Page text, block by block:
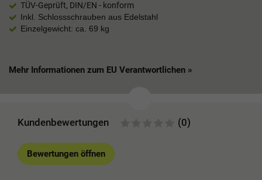
TÜV-Geprüft, DIN/EN - konform
Inkl. Schlossschrauben aus Edelstahl
Einzelgewicht: ca. 69 kg
Mehr Informationen zum EU Verantwortlichen »
Kundenbewertungen (0)
Bewertungen öffnen